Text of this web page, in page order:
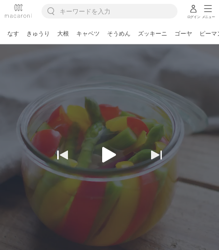
ログイン メニュー
なす きゅうり 大根 キャベツ そうめん ズッキーニ ゴーヤ ピーマ